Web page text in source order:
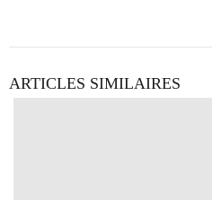
ARTICLES SIMILAIRES